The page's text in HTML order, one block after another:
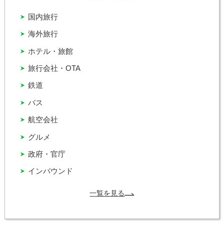
インバウンド
グルメ
バス
ホテル・旅館
国内旅行
政府・官庁
旅行会社・OTA
海外旅行
航空会社
鉄道
一覧を見る